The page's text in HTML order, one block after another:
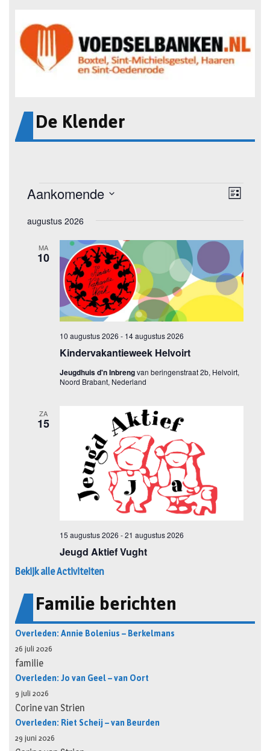
De Klender
Bekijk alle Activiteiten
Familie berichten
Overleden: Annie Bolenius – Berkelmans
26 juli 2026
familie
Overleden: Jo van Geel – van Oort
9 juli 2026
Corine van Strien
Overleden: Riet Scheij – van Beurden
29 juni 2026